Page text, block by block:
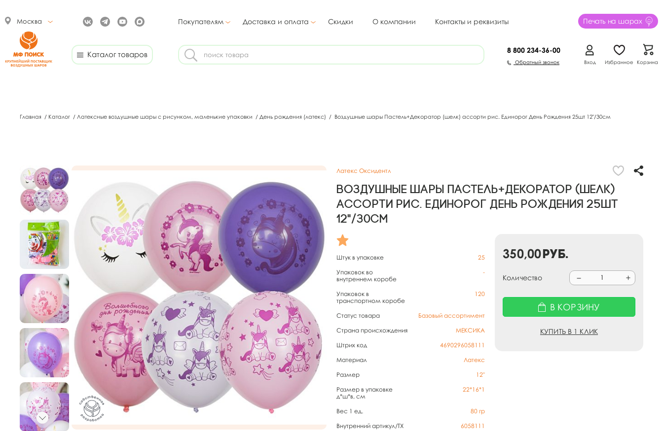
Москва Покупателям Доставка и оплата Скидки О компании Контакты и реквизиты Печать на шарах
Каталог товаров 8 800 234-36-00
Обратный звонок Вход Избранное Корзина
Главная / Каталог / Латексные воздушные шары с рисунком, маленькие упаковки / День рождения (латекс) / Воздушные шары Пастель+Декоратор (шелк) ассорти рис. Единорог День Рождения 25шт 12"/30см
Латекс Оксидентл
Воздушные шары Пастель+Декоратор (шелк)
ассорти рис. Единорог День Рождения 25шт
12"/30см
Штук в упаковке
25
Упаковок во
внутреннем коробе
-
Упаковок в
транспортном коробе
120
Статус товара
Базовый ассортимент
Страна происхождения
МЕКСИКА
Штрих код
4690296058111
Материал
Латекс
Размер
12"
Размер в упаковке
д*ш*в, см
22*16*1
Вес 1 ед. 80 гр
Внутренний артикул/TX
6058111
350,00руб.
Количество
В КОРЗИНУ
КУПИТЬ В 1 КЛИК